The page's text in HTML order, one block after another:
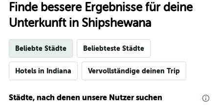
Finde bessere Ergebnisse für deine
Unterkunft in Shipshewana
Beliebte Städte Beliebteste Städte
Hotels in Indiana Vervollständige deinen Trip
Städte, nach denen unsere Nutzer suchen